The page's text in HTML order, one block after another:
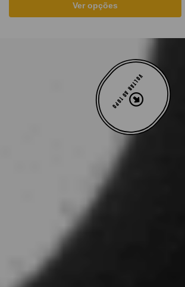
Ver opções
VOLTAR AO TOPO